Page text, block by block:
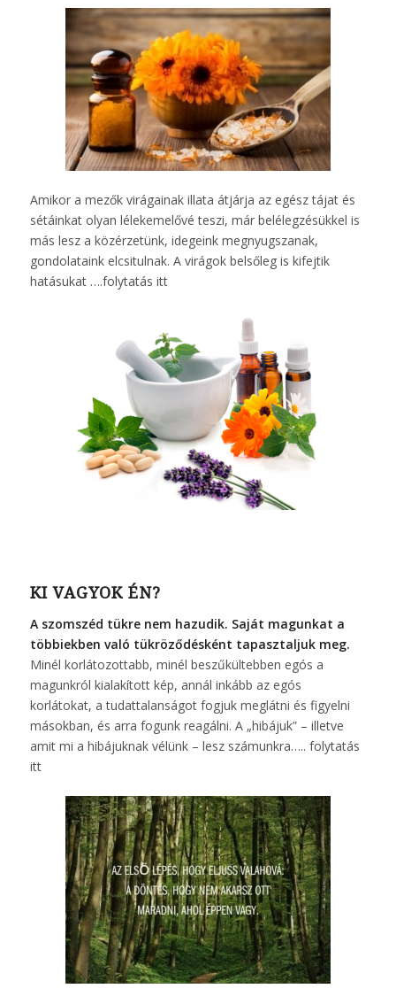
Amikor a mezők virágainak illata átjárja az egész tájat és
sétáinkat olyan lélekemelővé teszi, már belélegzésükkel is
más lesz a közérzetünk, idegeink megnyugszanak,
gondolataink elcsitulnak. A virágok belsőleg is kifejtik
hatásukat ….folytatás itt
KI VAGYOK ÉN?
A szomszéd tükre nem hazudik. Saját magunkat a
többiekben való tükröződésként tapasztaljuk meg.
Minél korlátozottabb, minél beszűkültebben egós a
magunkról kialakított kép, annál inkább az egós
korlátokat, a tudattalanságot fogjuk meglátni és figyelni
másokban, és arra fogunk reagálni. A „hibájuk” – illetve
amit mi a hibájuknak vélünk – lesz számunkra….. folytatás
itt